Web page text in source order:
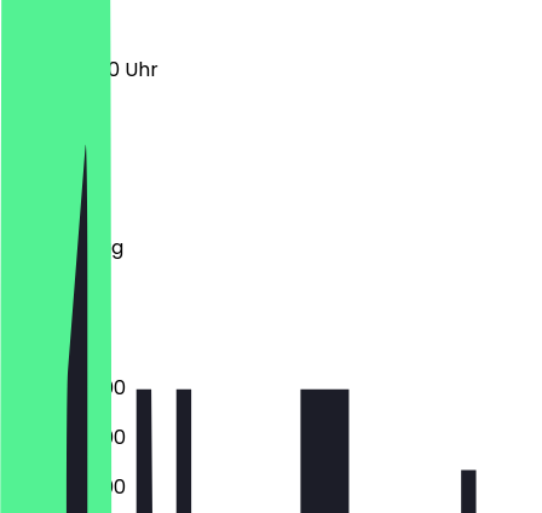
12:00 - 19:00 Uhr
Dienstag
Mittwoch
Donnerstag
Freitag
Samstag
Sonntag
12:00 - 20:00
12:00 - 20:00
12:00 - 20:00